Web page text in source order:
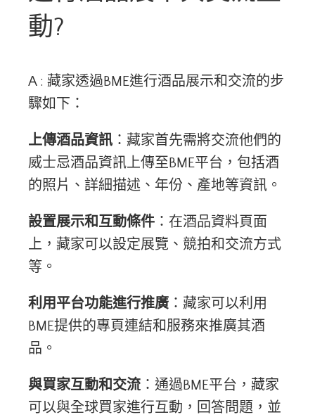
動?
A : 藏家透過BME進行酒品展示和交流的步
驟如下：
上傳酒品資訊 ：藏家首先需將交流他們的
威士忌酒品資訊上傳至BME平台，包括酒
的照片、詳細描述、年份、產地等資訊。
設置展示和互動條件 ：在酒品資料頁面
上，藏家可以設定展覽、競拍和交流方式
等。
利用平台功能進行推廣 ：藏家可以利用
BME提供的專頁連結和服務來推廣其酒
品。
與買家互動和交流 ：通過BME平台，藏家
可以與全球買家進行互動，回答問題，並